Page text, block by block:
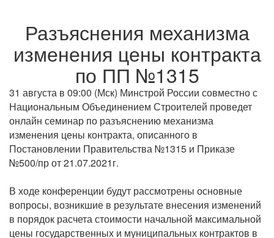
Разъяснения механизма
изменения цены контракта
по ПП №1315
31 августа в 09:00 (Мск) Минстрой России совместно с
Национальным Объединением Строителей проведет
онлайн семинар по разъяснению механизма
изменения цены контракта, описанного в
Постановлении Правительства №1315 и Приказе
№500/пр от 21.07.2021г.
В ходе конференции будут рассмотрены основные
вопросы, возникшие в результате внесения изменений
в порядок расчета стоимости начальной максимальной
цены государственных и муниципальных контрактов в